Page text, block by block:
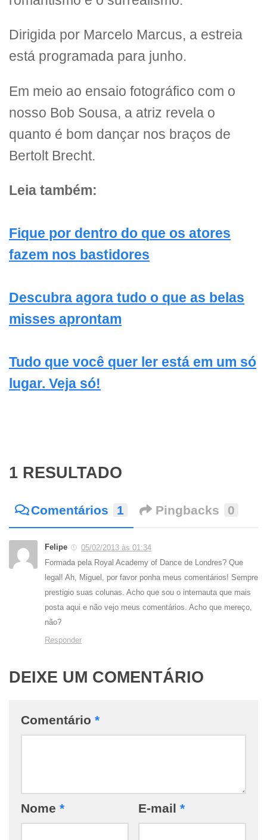
Dirigida por Marcelo Marcus, a estreia
está programada para junho.
Em meio ao ensaio fotográfico com o
nosso Bob Sousa, a atriz revela o
quanto é bom dançar nos braços de
Bertolt Brecht.
Leia também:
Fique por dentro do que os atores
fazem nos bastidores
Descubra agora tudo o que as belas
misses aprontam
Tudo que você quer ler está em um só
lugar. Veja só!
1 RESULTADO
Comentários 1 Pingbacks 0
Felipe
05/02/2013 às 01:34
Formada pela Royal Academy of Dance de Londres? Que
legal! Ah, Miguel, por favor ponha meus comentários! Sempre
prestigio suas colunas. Acho que sou o internauta que mais
posta aqui e não vejo meus comentários. Acho que mereço,
não?
Responder
DEIXE UM COMENTÁRIO
Comentário *
Nome * E-mail *